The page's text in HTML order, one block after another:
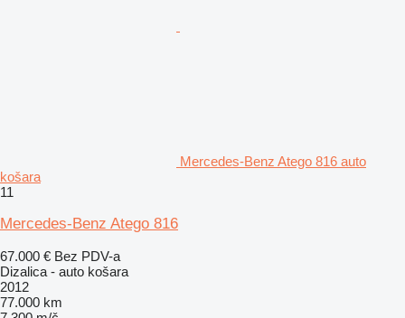
Mercedes-Benz Atego 816 auto
košara
11
Mercedes-Benz Atego 816
67.000 € Bez PDV-a
Dizalica - auto košara
2012
77.000 km